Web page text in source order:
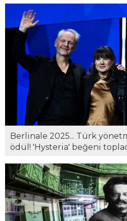
Berlinale 2025... Türk
ödül! 'Hysteria' beğeni